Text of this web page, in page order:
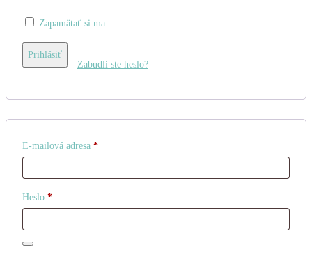
Zapamätať si ma
Prihlásiť
Zabudli ste heslo?
E-mailová adresa *Povinné
Heslo *Povinné